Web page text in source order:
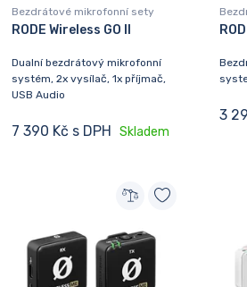
Bezdrátové mikrofonní sety
RODE Wireless GO II
Dualní bezdrátový mikrofonní
systém, 2x vysílač, 1x příjmač,
USB Audio
7 390 Kč s DPH Skladem
3